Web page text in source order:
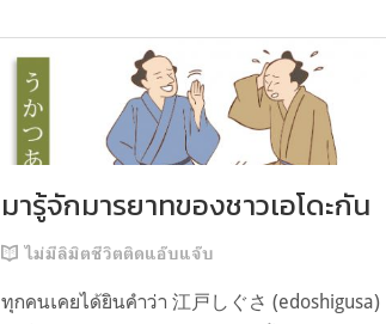
มารู้จักมารยาทของชาวเอโดะกัน
ไม่มีลิมิตชีวิตติดแอ๊บแจ๊บ
ทุกคนเคยได้ยินคำว่า 江戸しぐさ (edoshigusa)